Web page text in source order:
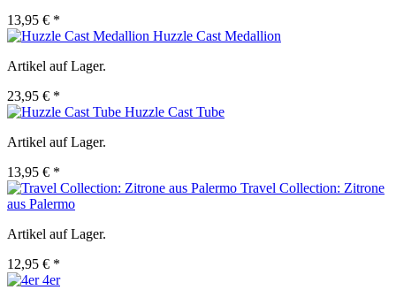
13,95 € *
Huzzle Cast Medallion
Artikel auf Lager.
23,95 € *
Huzzle Cast Tube
Artikel auf Lager.
13,95 € *
Travel Collection: Zitrone
aus Palermo
Artikel auf Lager.
12,95 € *
4er